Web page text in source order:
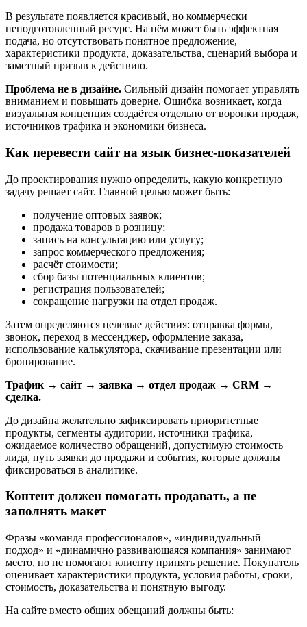
В результате появляется красивый, но коммерчески
неподготовленный ресурс. На нём может быть эффектная
подача, но отсутствовать понятное предложение,
характеристики продукта, доказательства, сценарий выбора и
заметный призыв к действию.
Проблема не в дизайне. Сильный дизайн помогает управлять
вниманием и повышать доверие. Ошибка возникает, когда
визуальная концепция создаётся отдельно от воронки продаж,
источников трафика и экономики бизнеса.
Как перевести сайт на язык бизнес-показателей
До проектирования нужно определить, какую конкретную
задачу решает сайт. Главной целью может быть:
получение оптовых заявок;
продажа товаров в розницу;
запись на консультацию или услугу;
запрос коммерческого предложения;
расчёт стоимости;
сбор базы потенциальных клиентов;
регистрация пользователей;
сокращение нагрузки на отдел продаж.
Затем определяются целевые действия: отправка формы,
звонок, переход в мессенджер, оформление заказа,
использование калькулятора, скачивание презентации или
бронирование.
Трафик → сайт → заявка → отдел продаж → CRM →
сделка.
До дизайна желательно зафиксировать приоритетные
продукты, сегменты аудитории, источники трафика,
ожидаемое количество обращений, допустимую стоимость
лида, путь заявки до продажи и события, которые должны
фиксироваться в аналитике.
Контент должен помогать продавать, а не
заполнять макет
Фразы «команда профессионалов», «индивидуальный
подход» и «динамично развивающаяся компания» занимают
место, но не помогают клиенту принять решение. Покупатель
оценивает характеристики продукта, условия работы, сроки,
стоимость, доказательства и понятную выгоду.
На сайте вместо общих обещаний должны быть: